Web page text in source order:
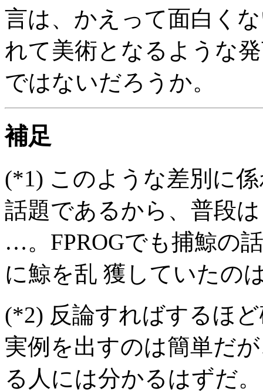
言は、かえって面白く
れて美術となるような
ではないだろうか。
補足
(*1) このような差別に
話題であるから、普段
…。FPROGでも捕鯨の
に鯨を乱 獲していたの
(*2) 反論すればするほ
実例を出すのは簡単だ
る人には分かるはずだ。